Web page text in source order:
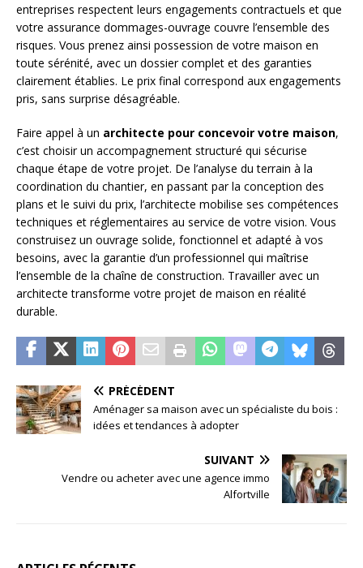
entreprises respectent leurs engagements contractuels et que
votre assurance dommages-ouvrage couvre l’ensemble des
risques. Vous prenez ainsi possession de votre maison en
toute sérénité, avec un dossier complet et des garanties
clairement établies. Le prix final correspond aux engagements
pris, sans surprise désagréable.
Faire appel à un architecte pour concevoir votre maison,
c’est choisir un accompagnement structuré qui sécurise
chaque étape de votre projet. De l’analyse du terrain à la
coordination du chantier, en passant par la conception des
plans et le suivi du prix, l’architecte mobilise ses compétences
techniques et réglementaires au service de votre vision. Vous
construisez un ouvrage solide, fonctionnel et adapté à vos
besoins, avec la garantie d’un professionnel qui maîtrise
l’ensemble de la chaîne de construction. Travailler avec un
architecte transforme votre projet de maison en réalité
durable.
PRÉCÉDENT
Aménager sa maison avec un spécialiste du bois :
idées et tendances à adopter
SUIVANT
Vendre ou acheter avec une agence immo
Alfortville